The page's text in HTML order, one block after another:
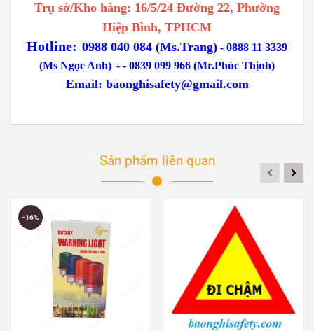
Trụ sở/Kho hàng: 16/5/24 Đường 22, Phường
Hiệp Bình, TPHCM
Hotline: 0988 040 084 (Ms.Trang) - 0888 11 3339
(Ms Ngọc Anh) - - 0839 099 966 (Mr.Phúc Thịnh)
Email: baonghisafety@gmail.com
Sản phẩm liên quan
-16%